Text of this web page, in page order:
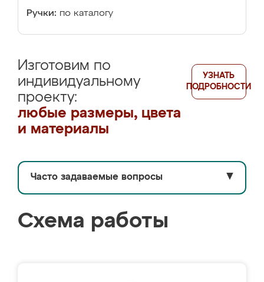
Ручки: по каталогу
Изготовим по
индивидуальному
проекту:
любые размеры, цвета
и материалы
УЗНАТЬ
ПОДРОБНОСТИ
Часто задаваемые вопросы ▼
Схема работы